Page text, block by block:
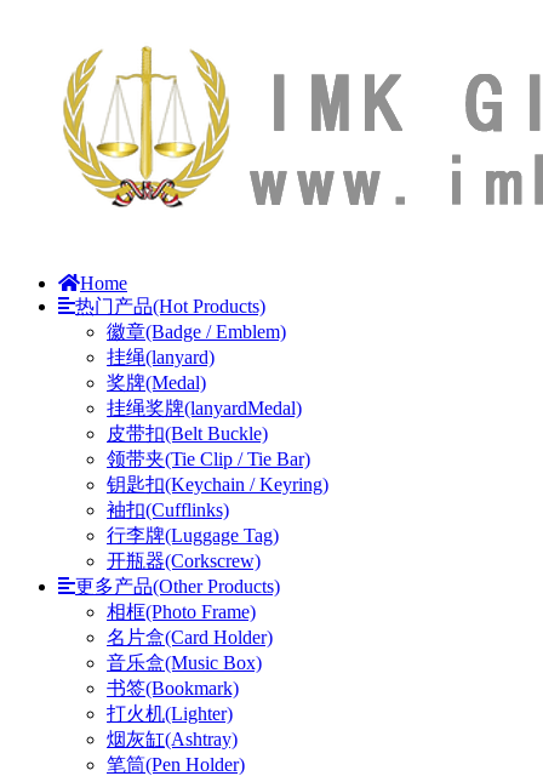
Home
热门产品(Hot Products)
徽章(Badge / Emblem)
挂绳(lanyard)
奖牌(Medal)
挂绳奖牌(lanyardMedal)
皮带扣(Belt Buckle)
领带夹(Tie Clip / Tie Bar)
钥匙扣(Keychain / Keyring)
袖扣(Cufflinks)
行李牌(Luggage Tag)
开瓶器(Corkscrew)
更多产品(Other Products)
相框(Photo Frame)
名片盒(Card Holder)
音乐盒(Music Box)
书签(Bookmark)
打火机(Lighter)
烟灰缸(Ashtray)
笔筒(Pen Holder)